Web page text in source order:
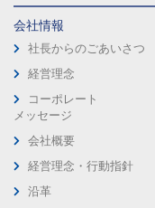
会社情報
社長からのごあいさつ
経営理念
コーポレート
メッセージ
会社概要
経営理念・行動指針
沿革